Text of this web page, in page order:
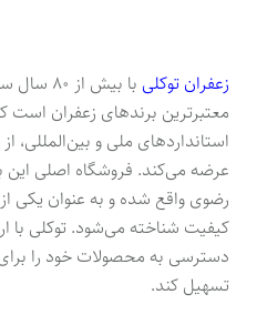
زعفران توکلی
با بیش
معتبرترین برندهای زعفران است
عرضه می‌کند. فروشگاه اصلی این
رضوی واقع شده و به عنوان یکی
کیفیت شناخته می‌شود. توکلی با
دسترسی به محصولات خود را
تسهیل کند.